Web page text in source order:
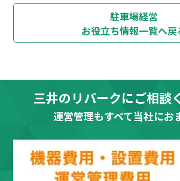
駐車場経営
お役立ち情報一覧へ戻
三井のリパークにご相談
運営管理もすべて当社にお